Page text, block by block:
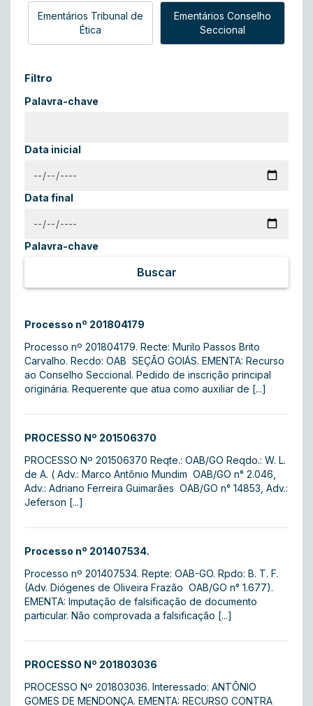
Ementários Tribunal de
Ética
Ementários Conselho
Seccional
Filtro
Palavra-chave
Data inicial
Data final
Palavra-chave
Buscar
Processo nº 201804179
Processo nº 201804179. Recte: Murilo Passos Brito
Carvalho. Recdo: OAB  SEÇÃO GOIÁS. EMENTA: Recurso
ao Conselho Seccional. Pedido de inscrição principal
originária. Requerente que atua como auxiliar de [...]
PROCESSO Nº 201506370
PROCESSO Nº 201506370 Reqte.: OAB/GO Reqdo.: W. L.
de A. ( Adv.: Marco Antônio Mundim  OAB/GO n° 2.046,
Adv.: Adriano Ferreira Guimarães  OAB/GO n° 14853, Adv.:
Jeferson [...]
Processo nº 201407534.
Processo nº 201407534. Repte: OAB-GO. Rpdo: B. T. F.
(Adv. Diógenes de Oliveira Frazão  OAB/GO n° 1.677).
EMENTA: Imputação de falsificação de documento
particular. Não comprovada a falsificação [...]
PROCESSO Nº 201803036
PROCESSO Nº 201803036. Interessado: ANTÔNIO
GOMES DE MENDONÇA. EMENTA: RECURSO CONTRA